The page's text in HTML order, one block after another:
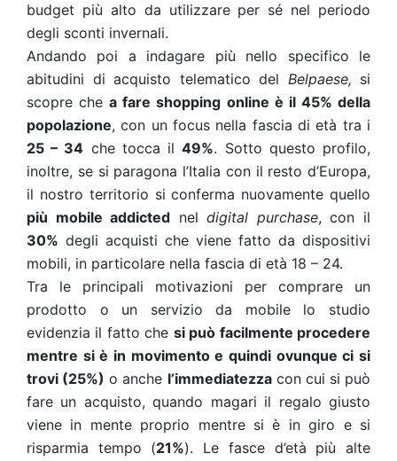
budget più alto da utilizzare per sé nel periodo
degli sconti invernali.
Andando poi a indagare più nello specifico le
abitudini di acquisto telematico del Belpaese, si
scopre chea fare shopping online è il 45% della
popolazione, con un focus nella fascia di età tra i
25 – 34 che tocca il49%. Sotto questo profilo,
inoltre, se si paragona l’Italia con il resto d’Europa,
il nostro territorio si conferma nuovamente quello
più mobile addicted neldigital purchase, con il
30% degli acquisti che viene fatto da dispositivi
mobili, in particolare nella fascia di età 18 – 24.
Tra le principali motivazioni per comprare un
prodotto o un servizio da mobile lo studio
evidenzia il fatto che si può facilmente procedere
mentre si è in movimento e quindi ovunque ci si
trovi (25%) o anche l’immediatezzacon cui si può
fare un acquisto, quando magari il regalo giusto
viene in mente proprio mentre si è in giro e si
risparmia tempo (21%). Le fasce d’età più alte